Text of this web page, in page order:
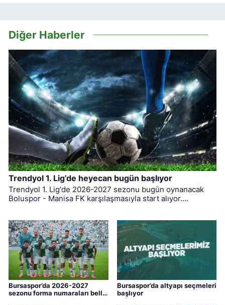
Diğer Haberler
Trendyol 1. Lig’de heyecan bugün başlıyor
Trendyol 1. Lig'de 2026-2027 sezonu bugün oynanacak
Boluspor - Manisa FK karşılaşmasıyla start alıyor.
Bursaspor’da 2026-2027
sezonu forma numaraları belli
Bursaspor’da altyapı seçmeleri
başlıyor